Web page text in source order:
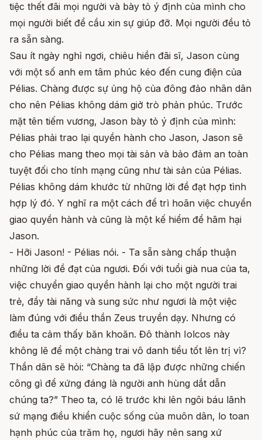
tiệc thết đãi mọi người và bày tỏ ý định của mình cho
mọi người biết để cầu xin sự giúp đỡ. Mọi người đều tỏ
ra sẵn sàng.
Sau ít ngày nghỉ ngơi, chiêu hiền đãi sĩ, Jason cùng
với một số anh em tâm phúc kéo đến cung điện của
Pélias. Chàng được sự ủng hộ của đông đảo nhân dân
cho nên Pélias không dám giở trò phản phúc. Trước
mặt tên tiếm vương, Jason bày tỏ ý định của mình:
Pélias phải trao lại quyền hành cho Jason, Jason sẽ
cho Pélias mang theo mọi tài sản và bảo đảm an toàn
tuyệt đối cho tính mạng cũng như tài sản của Pélias.
Pélias không dám khước từ những lời đề đạt hợp tình
hợp lý đó. Y nghĩ ra một cách để trì hoãn việc chuyển
giao quyền hành và cũng là một kế hiểm để hãm hại
Jason.
- Hỡi Jason! - Pélias nói. - Ta sẵn sàng chấp thuận
những lời đề đạt của ngươi. Đối với tuổi già nua của ta,
việc chuyển giao quyền hành lại cho một người trai
trẻ, đầy tài năng và sung sức như ngươi là một việc
làm đúng với điều thần Zeus truyền dạy. Nhưng có
điều ta cảm thấy băn khoăn. Đô thành Iolcos này
không lẽ để một chàng trai vô danh tiểu tốt lên trị vì?
Thần dân sẽ hỏi: “Chàng ta đã lập được những chiến
công gì để xứng đáng là người anh hùng dắt dẫn
chúng ta?” Theo ta, có lẽ trước khi lên ngôi báu lãnh
sứ mạng điều khiển cuộc sống của muôn dân, lo toan
hạnh phúc của trăm họ, ngươi hãy nên sang xứ